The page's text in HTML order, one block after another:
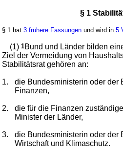
§ 1
§ 1 hat3 frühere Fassungen und wird in5
(1)1Bund und Länder bilden
Ziel der Vermeidung von
Stabilitätsrat gehören an:
1.
die Bundesministerin oder der
Finanzen,
2.
die für die Finanzen
Minister der Länder,
3.
die Bundesministerin oder der
Wirtschaft und Klimaschutz.